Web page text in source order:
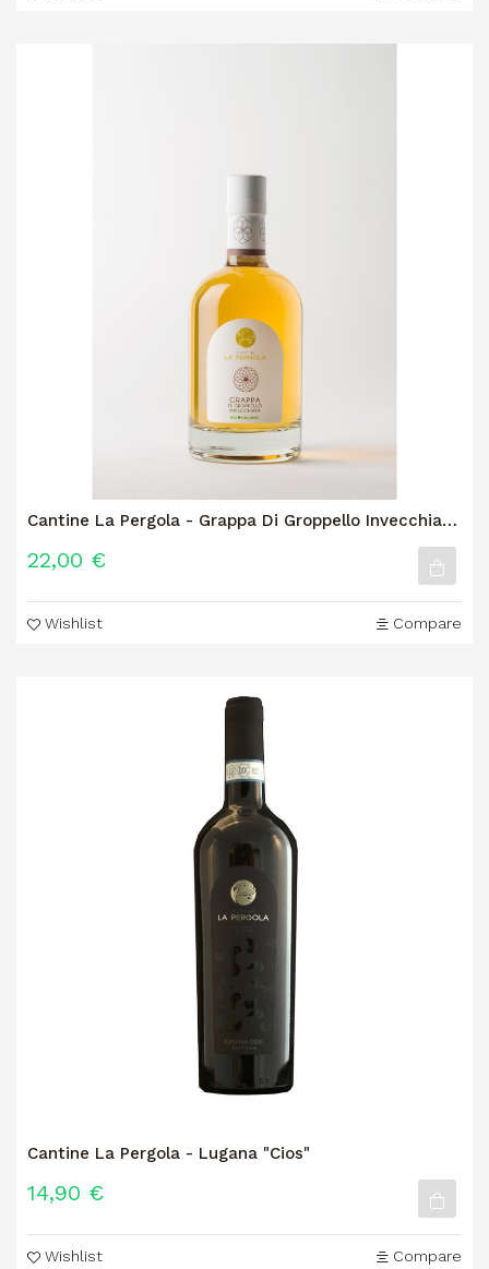
Cantine La Pergola - Grappa Di Groppello Invecchiata
22,00 €
Wishlist Compare
Cantine La Pergola - Lugana "Cios"
14,90 €
Wishlist Compare